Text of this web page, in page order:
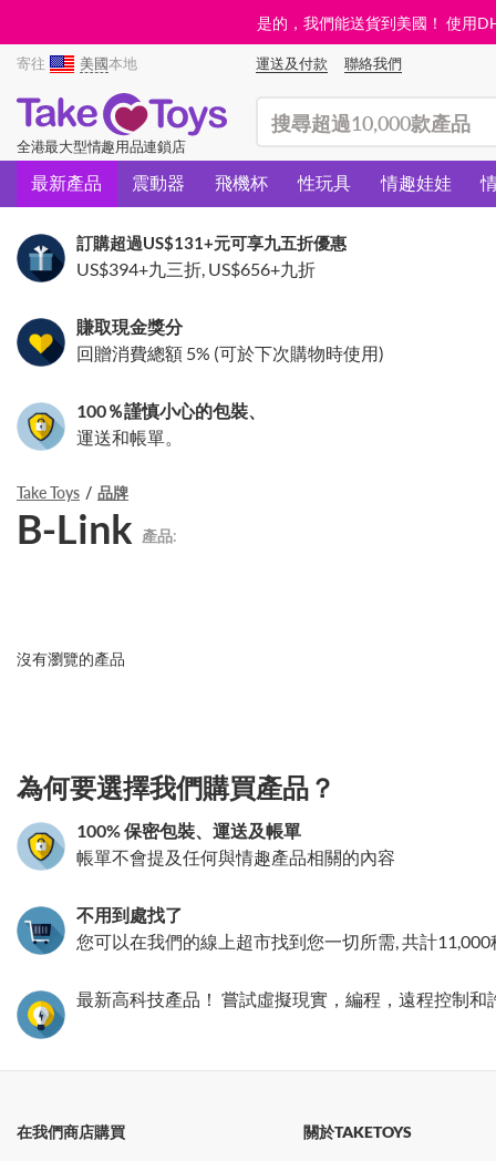
是的，我們能送貨到美國！ 使用
寄往 美國本地 運送及付款 聯絡我們
全港最大型情趣用品連鎖店
最新產品 震動器 飛機杯 性玩具 情趣娃娃
訂購超過US$131+元可享九五折優惠
US$394+九三折, US$656+九折
賺取現金獎分
回贈消費總額 5% (可於下次購物時使用)
100％謹慎小心的包裝、
運送和帳單。
Take Toys 品牌
B-Link 產品:
沒有瀏覽的產品
為何要選擇我們購買產品？
100% 保密包裝、運送及帳單
帳單不會提及任何與情趣產品相關的內容
不用到處找了
您可以在我們的線上超市找到您一切所需, 共計11,000
最新高科技產品！ 嘗試虛擬現實，編程，遠程控制
在我們商店購買 關於TAKETOYS